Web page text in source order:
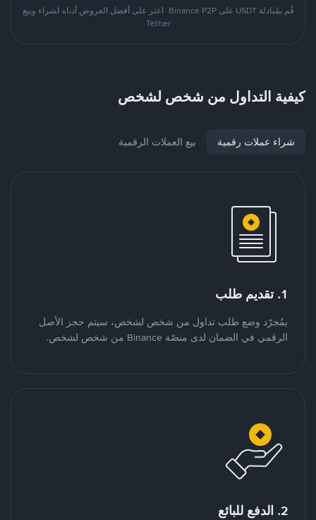
قُم بمُبادلة USDT على Binance P2P. اعثر على أفضل العروض أدناه لشراء وبيع
Tether
كيفية التداول من شخص لشخص
شراء عملات رقمية بيع العملات الرقمية
1. تقديم طلب
بمُجرّد وضع طلب تداول من شخص لشخص، سيتم حجز الأصل
الرقمي في الضمان لدى منصّة Binance من شخص لشخص.
2. الدفع للبائع